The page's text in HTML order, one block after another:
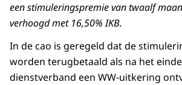
een stimuleringspremie van twaalf
verhoogd met 16,50% IKB.
In de cao is geregeld dat de
worden terugbetaald als na het
dienstverband een WW-uitkering